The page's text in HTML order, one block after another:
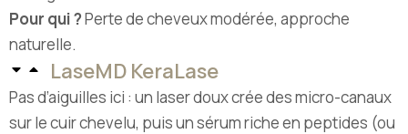
Pour qui ?Perte de cheveux modérée, approche
naturelle.
LaseMD KeraLase
Pas d’aiguilles ici : un laser doux crée des micro-canaux
sur le cuir chevelu, puis un sérum riche en peptides (ou